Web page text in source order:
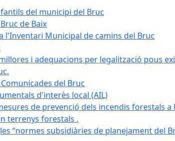
del municipi del Bruc
de Baix
l'Inventari Municipal de camins del Bruc
i adequacions per legalització pous
del Bruc
d'interès local (AIL)
de prevenció dels incendis forestals
terrenys forestals .
“normes subsidiàries de planejament del